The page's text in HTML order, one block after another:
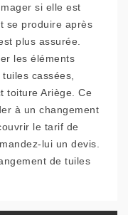
si elle est
se produire après
plus assurée.
les éléments
cassées,
toiture Ariège. Ce
à un changement
le tarif de
lui un devis.
de tuiles